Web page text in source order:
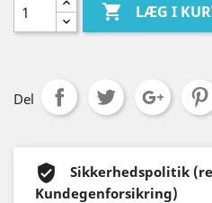
 LÆG I
Del
Sikkerhedspolitik
Kundegenforsikring)